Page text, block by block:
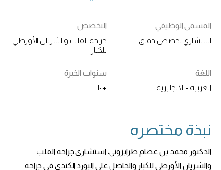
المسمى الوظيفي
استشاري تخصص دقيق
التخصص
جراحة القلب والشريان الأورطي
للكبار
اللغة
العربية - الانجليزية
سنوات الخبرة
+ ١٠
نبذة مختصره
الدكتور محمد بن عصام طرابزوني، استشاري جراحة القلب
والشريان الأورطي للكبار والحاصل على البورد الكندي في جراحة